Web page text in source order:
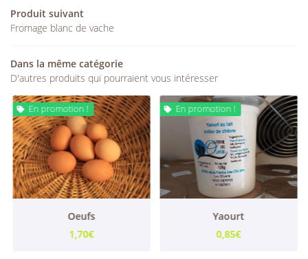
Produit suivant
Fromage blanc de vache
Dans la même catégorie
D'autres produits qui pourraient vous intéresser
 En promotion !
Oeufs
1,70€
 En promotion !
Yaourt
0,85€